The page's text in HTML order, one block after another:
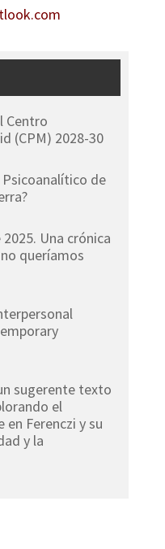
Centro
(CPM) 2028-30
de
Una crónica
queríamos
sugerente texto
el
Ferenczi y su
y la